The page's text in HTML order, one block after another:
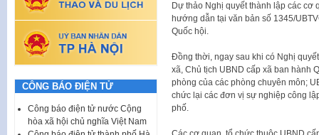
Dự thảo Nghị quyết thành lập các cơ
hướng dẫn tại văn bản số 1345/
Quốc hội.
Đồng thời, ngay sau khi có Nghị
xã, Chủ tịch UBND cấp xã ban hành
phòng của các phòng chuyên môn;
chức lại các đơn vị sự nghiệp công
phố.
CÔNG BÁO ĐIỆN TỬ
Công báo điện tử nước Cộng
hòa xã hội chủ nghĩa Việt Nam